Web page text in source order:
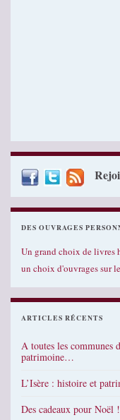
DES OUVRAGES
Un grand choix de livres
un choix d'ouvrages sur
ARTICLES RÉCENTS
A toutes les communes
patrimoine…
L’Isère : histoire et
Des cadeaux pour Noël !